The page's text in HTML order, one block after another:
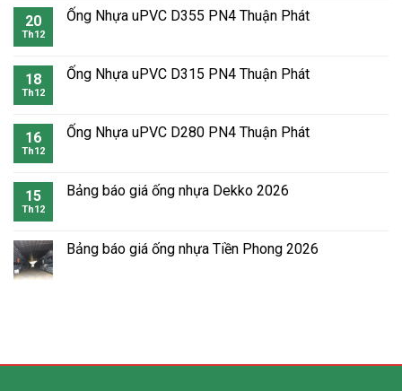
20
Th12
Ống Nhựa uPVC D355 PN4 Thuận Phát
18
Th12
Ống Nhựa uPVC D315 PN4 Thuận Phát
16
Th12
Ống Nhựa uPVC D280 PN4 Thuận Phát
15
Th12
Bảng báo giá ống nhựa Dekko 2026
Bảng báo giá ống nhựa Tiền Phong 2026